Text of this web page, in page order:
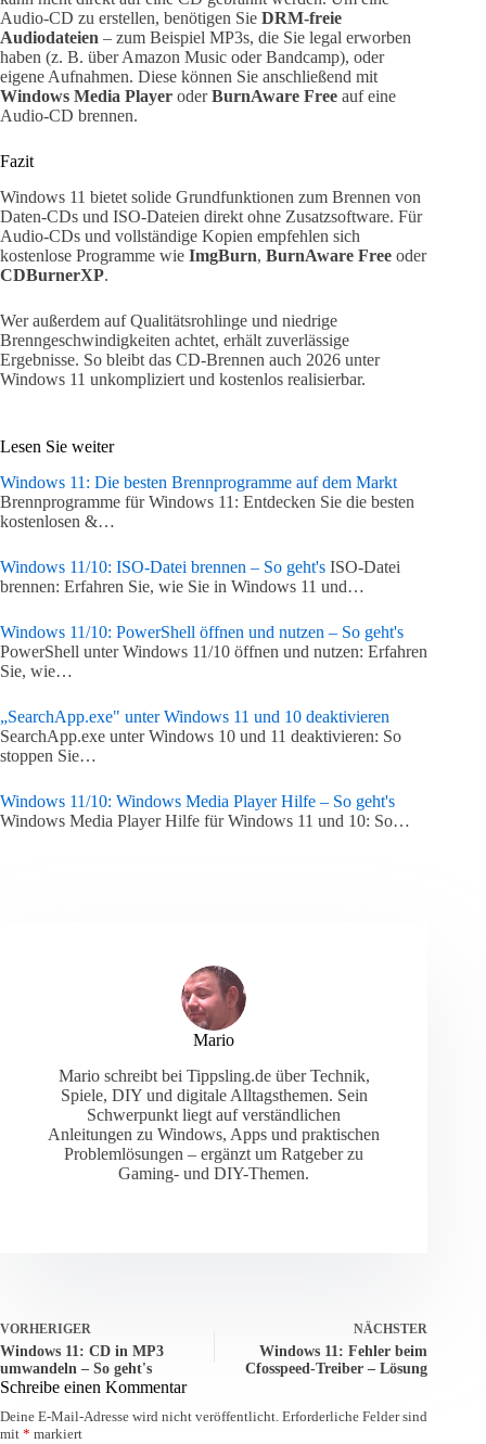
Audio-CD zu erstellen, benötigen Sie DRM-freie
Audiodateien – zum Beispiel MP3s, die Sie legal erworben
haben (z. B. über Amazon Music oder Bandcamp), oder
eigene Aufnahmen. Diese können Sie anschließend mit
Windows Media Player oderBurnAware Free auf eine
Audio-CD brennen.
Fazit
Windows 11 bietet solide Grundfunktionen zum Brennen von
Daten-CDs und ISO-Dateien direkt ohne Zusatzsoftware. Für
Audio-CDs und vollständige Kopien empfehlen sich
kostenlose Programme wie ImgBurn, BurnAware Free oder
CDBurnerXP.
Wer außerdem auf Qualitätsrohlinge und niedrige
Brenngeschwindigkeiten achtet, erhält zuverlässige
Ergebnisse. So bleibt das CD-Brennen auch 2026 unter
Windows 11 unkompliziert und kostenlos realisierbar.
Lesen Sie weiter
Windows 11: Die besten Brennprogramme auf dem Markt
Brennprogramme für Windows 11: Entdecken Sie die besten
kostenlosen &…
Windows 11/10: ISO-Datei brennen – So geht's ISO-Datei
brennen: Erfahren Sie, wie Sie in Windows 11 und…
Windows 11/10: PowerShell öffnen und nutzen – So geht's
PowerShell unter Windows 11/10 öffnen und nutzen: Erfahren
Sie, wie…
„SearchApp.exe" unter Windows 11 und 10 deaktivieren
SearchApp.exe unter Windows 10 und 11 deaktivieren: So
stoppen Sie…
Windows 11/10: Windows Media Player Hilfe – So geht's
Windows Media Player Hilfe für Windows 11 und 10: So…
Mario
Mario schreibt bei Tippsling.de über Technik,
Spiele, DIY und digitale Alltagsthemen. Sein
Schwerpunkt liegt auf verständlichen
Anleitungen zu Windows, Apps und praktischen
Problemlösungen – ergänzt um Ratgeber zu
Gaming- und DIY-Themen.
VORHERIGER
Windows 11: CD in MP3
umwandeln – So geht's
NÄCHSTER
Windows 11: Fehler beim
Cfosspeed-Treiber – Lösung
Schreibe einen Kommentar
Deine E-Mail-Adresse wird nicht veröffentlicht. Erforderliche Felder sind
mit * markiert